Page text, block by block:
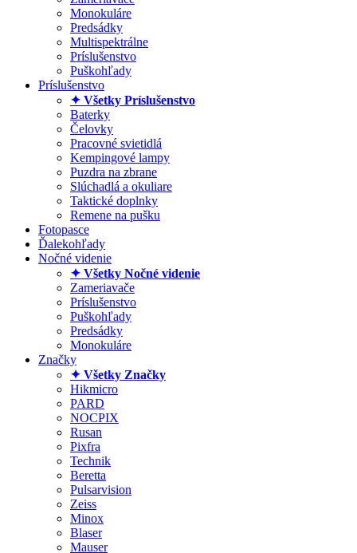
Monokuláre
Predsádky
Multispektrálne
Príslušenstvo
Puškohľady
Príslušenstvo
✦ Všetky Príslušenstvo
Baterky
Čelovky
Pracovné svietidlá
Kempingové lampy
Puzdra na zbrane
Slúchadlá a okuliare
Taktické doplnky
Remene na pušku
Fotopasce
Ďalekohľady
Nočné videnie
✦ Všetky Nočné videnie
Zameriavače
Príslušenstvo
Puškohľady
Predsádky
Monokuláre
Značky
✦ Všetky Značky
Hikmicro
PARD
NOCPIX
Rusan
Pixfra
Technik
Beretta
Pulsarvision
Zeiss
Minox
Blaser
Mauser